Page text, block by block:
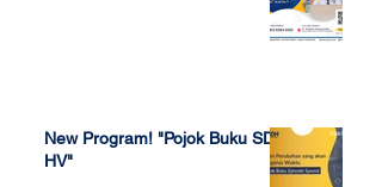
New Program! "Pojok Buku SDH
HV"